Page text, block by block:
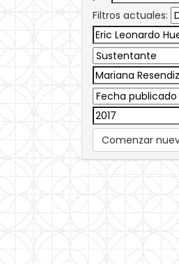
Filtros actuales:
Comenzar